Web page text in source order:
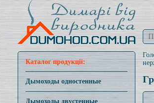
Каталог продукції:
Дымоходы одностенные
Дымоходы двустенные